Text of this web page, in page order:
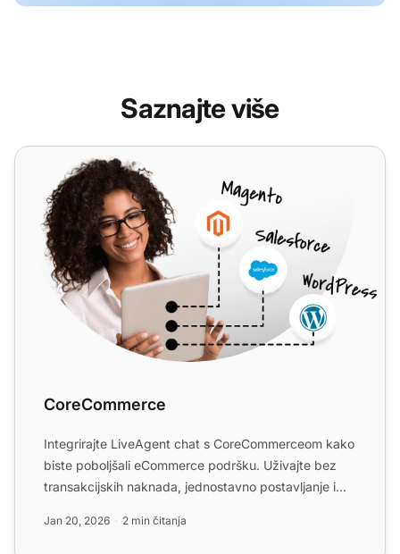
Saznajte više
CoreCommerce
CoreCommerce
Integrirajte LiveAgent chat s CoreCommerceom kako
biste poboljšali eCommerce podršku. Uživajte bez
transakcijskih naknada, jednostavno postavljanje i
Jan 20, 2026 2 min čitanja